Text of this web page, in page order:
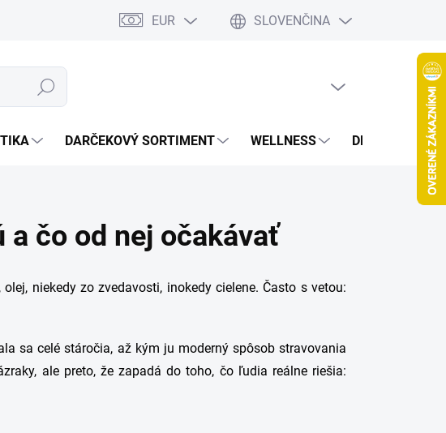
osobných údajov Spolupráca Blogeri/Influenceri Affiliate program
EUR SLOVENČINA
Hľadať
DARČEKOVÝ SORTIMENT WELLNESS DETOXIKÁCIA
čo od nej očakávať
niekedy zo zvedavosti, inokedy cielene. Často s vetou:
sa celé stáročia, až kým ju moderný spôsob stravovania
ale preto, že zapadá do toho, čo ľudia reálne riešia: